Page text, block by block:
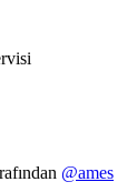
@ames